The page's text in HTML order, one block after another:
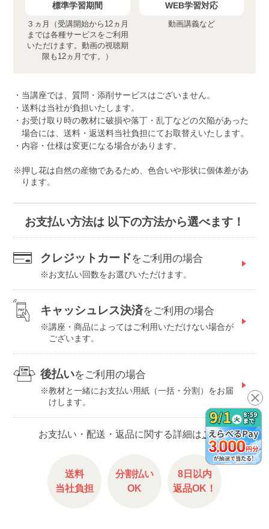
標準学習期間
３ヵ月（受講開始から12ヵ月
までは各種サービスをご利用
いただけます。動画の視聴期
限も12ヵ月です。）
WEB学習対応
動画講義など
当講座では、質問・添削サービスはございません。
送料は当社が負担いたします。
お受け取り時の教材に破損や落丁・乱丁などの欠陥があった
場合には、送料・返送料当社負担にてお取替えいたします。
内容・仕様は変更になる場合があります。
押し花は自然の産物であるため、色合いや形状に個体差があ
ります。
お支払い方法は 以下の方法から選べます！
クレジットカードをご利用の場合
お支払い回数をお選びいただけます。
キャッシュレス決済をご利用の場合
講座・商品によってはご利用いただけない場合が
ございます。
後払いをご利用の場合
教材と一緒にお支払い用紙（一括・分割）をお届
けします。
お支払い・配送・返品に関する詳細はこちら
送料
当社負担
分割払い
OK
8日以内
返品OK！